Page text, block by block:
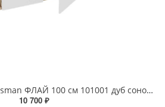
Тумба напольная Grossman ФЛАЙ 100 см 101001 дуб сонома/белая
10 700 ₽